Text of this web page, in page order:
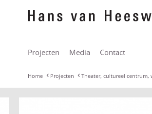
Projecten Media Contact
Home Projecten Theater, cultureel